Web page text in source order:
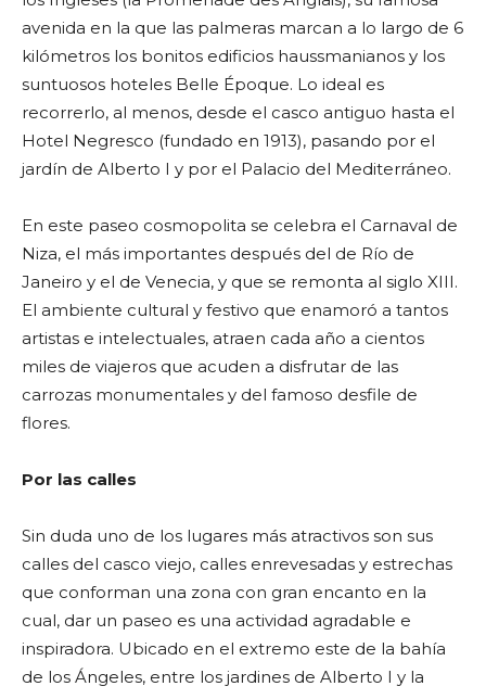
avenida en la que las palmeras marcan a lo largo de 6
kilómetros los bonitos edificios haussmanianos y los
suntuosos hoteles Belle Époque. Lo ideal es
recorrerlo, al menos, desde el casco antiguo hasta el
Hotel Negresco (fundado en 1913), pasando por el
jardín de Alberto I y por el Palacio del Mediterráneo.
En este paseo cosmopolita se celebra el Carnaval de
Niza, el más importantes después del de Río de
Janeiro y el de Venecia, y que se remonta al siglo XIII.
El ambiente cultural y festivo que enamoró a tantos
artistas e intelectuales, atraen cada año a cientos
miles de viajeros que acuden a disfrutar de las
carrozas monumentales y del famoso desfile de
flores.
Por las calles
Sin duda uno de los lugares más atractivos son sus
calles del casco viejo, calles enrevesadas y estrechas
que conforman una zona con gran encanto en la
cual, dar un paseo es una actividad agradable e
inspiradora. Ubicado en el extremo este de la bahía
de los Ángeles, entre los jardines de Alberto I y la